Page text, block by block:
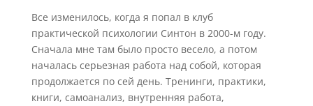
Все изменилось, когда я попал в клуб
практической психологии Синтон в 2000-м году.
Сначала мне там было просто весело, а потом
началась серьезная работа над собой, которая
продолжается по сей день. Тренинги, практики,
книги, самоанализ, внутренняя работа,